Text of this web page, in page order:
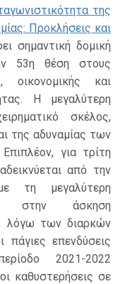
της
Προκλήσεις και
σημαντική δομική
53η θέση στους
οικονομικής και
Η μεγαλύτερη
σκέλος,
της αδυναμίας των
για τρίτη
από την
μεγαλύτερη
στην άσκηση
λόγω των διαρκών
επενδύσεις
2021-2022
καθυστερήσεις σε